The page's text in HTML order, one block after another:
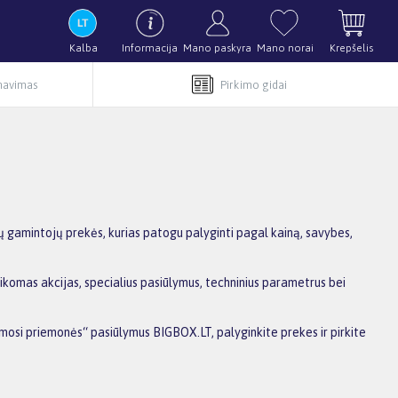
Kalba Informacija Mano paskyra Mano norai Krepšelis
Pirkimo gidai
prekės, kurias patogu palyginti pagal kainą, savybes,
akcijas, specialius pasiūlymus, techninius parametrus bei
priemonės“ pasiūlymus BIGBOX.LT, palyginkite prekes ir pirkite